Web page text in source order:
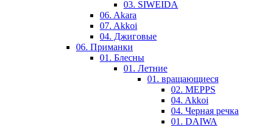
03. SIWEIDA
06. Akara
07. Akkoi
04. Джиговые
06. Приманки
01. Блесны
01. Летние
01. вращающиеся
02. MEPPS
04. Akkoi
04. Черная речка
01. DAIWA